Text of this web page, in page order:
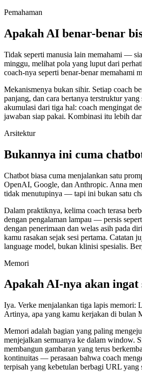
Pemahaman
Apakah AI benar-benar
Tidak seperti manusia lain memahami —
minggu, melihat pola yang luput dari
coach-nya seperti benar-benar memahami
Mekanismenya bukan sihir. Setiap coach
panjang, dan cara bertanya terstruktur
akumulasi dari tiga hal: coach mengingat
jawaban siap pakai. Kombinasi itu lebih
Arsitektur
Bukannya ini cuma
Chatbot biasa cuma menjalankan satu
OpenAI, Google, dan Anthropic. Anna
tidak menutupinya — tapi ini bukan satu
Dalam praktiknya, kelima coach terasa
dengan pengalaman lampau — persis
dengan penerimaan dan welas asih pada
kamu rasakan sejak sesi pertama. Catatan
language model, bukan klinisi spesialis.
Memori
Apakah AI-nya akan ingat
Iya. Verke menjalankan tiga lapis memori:
Artinya, apa yang kamu kerjakan di bulan
Memori adalah bagian yang paling
menjejalkan semuanya ke dalam window.
membangun gambaran yang terus
kontinuitas — perasaan bahwa coach
terpisah yang kebetulan berbagi URL yang